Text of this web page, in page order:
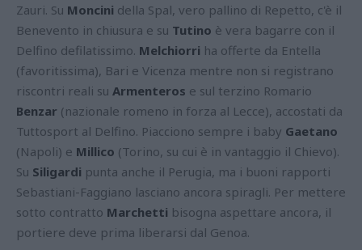
Zauri. Su Moncini della Spal, vero pallino di Repetto, c'è il
Benevento in chiusura e su Tutino è vera bagarre con il
Delfino defilatissimo. Melchiorri ha offerte da Entella
(favoritissima), Bari e Vicenza mentre non si registrano
riscontri reali su Armenteros e sul terzino Romario
Benzar (nazionale romeno in forza al Lecce), accostati da
Tuttosport al Delfino. Piacciono sempre i baby Gaetano
(Napoli) e Millico (Torino, su cui è in vantaggio il Chievo).
Su Siligardi punta anche il Perugia, ma i buoni rapporti
Sebastiani-Faggiano lasciano ancora spiragli. Per mettere
sotto contratto Marchetti bisogna aspettare ancora, il
portiere deve prima liberarsi dal Genoa.